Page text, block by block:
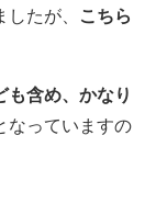
したが、
こちら
も含め、かなり
なっていますの